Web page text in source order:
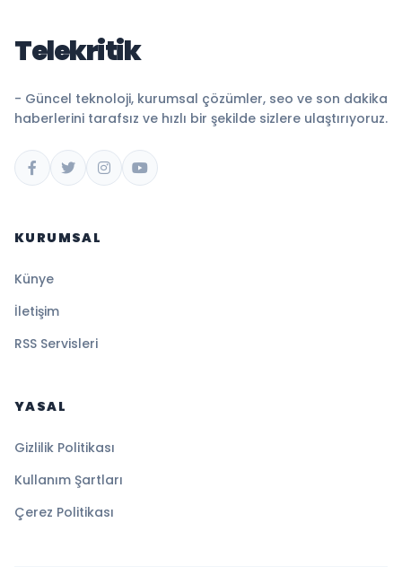
Telekritik
- Güncel teknoloji, kurumsal çözümler, seo ve son dakika
haberlerini tarafsız ve hızlı bir şekilde sizlere ulaştırıyoruz.
KURUMSAL
Künye
İletişim
RSS Servisleri
YASAL
Gizlilik Politikası
Kullanım Şartları
Çerez Politikası